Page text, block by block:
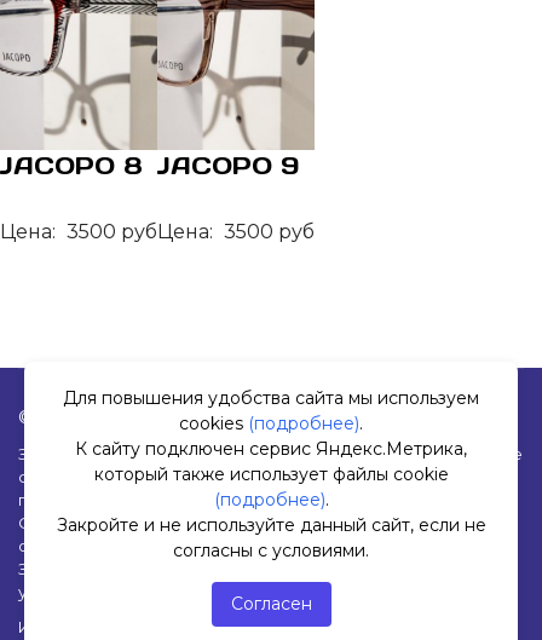
JACOPO 8
Цена: 3500 руб
JACOPO 9
Цена: 3500 руб
© 2019-2026 Оптика «Окуляр». Все права защищены.
Для повышения удобства сайта мы используем
cookies (подробнее).
К сайту подключен сервис Яндекс.Метрика,
который также использует файлы cookie
(подробнее).
Закройте и не используйте данный сайт, если не
согласны с условиями.
Согласен
Заполняя любые формы на данном сайте вы подтверждаете
свое совершеннолетие и соглашаетесь на обработку
персональных данных в соответствии с
Согласие на обработку данных Яндекс.Метрика |Политика
обработки персональных данных
Закройте и не используйте данный сайт, если не согласны с
условиями.
Изображения:
(лицензия Free, требуется атрибуция)